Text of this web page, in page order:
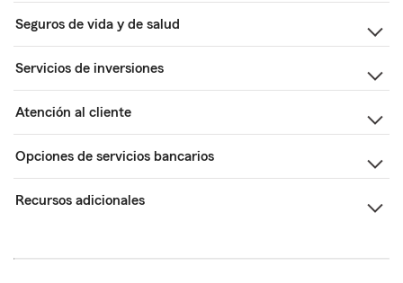
Seguros de vida y de salud
Servicios de inversiones
Atención al cliente
Opciones de servicios bancarios
Recursos adicionales